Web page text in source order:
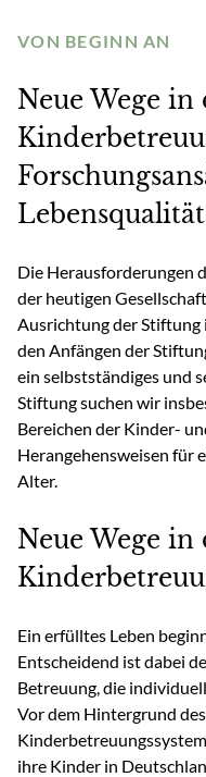
VON BEGINN AN
Neue Wege in
Die Herausforderungen
der heutigen
Ausrichtung der Stiftung
den Anfängen der
ein selbstständiges und
Stiftung suchen wir
Bereichen der Kinder-
Herangehensweisen für
Alter.
Neue Wege in
Ein erfülltes Leben
Entscheidend ist dabei
Betreuung, die
Vor dem Hintergrund
ihre Kinder in